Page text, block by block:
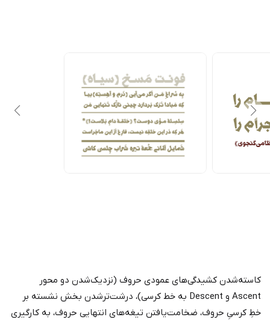
کاسته‌شدن کشیدگی‌های عمودی حروف (نزدیک‌شدن دو محور
Ascent و Descent به خط کرسی)، درشت‌ترشدن بخش نشسته بر
خطِ کرسیِ حروف، ضخامت‌یافتن تیغه‌های انتهایی حروف، به کارگیری